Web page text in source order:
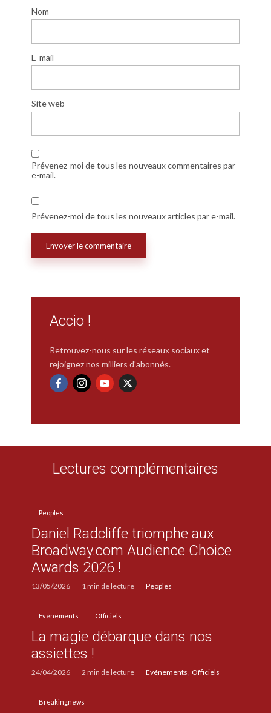
Nom
E-mail
Site web
Prévenez-moi de tous les nouveaux commentaires par
e-mail.
Prévenez-moi de tous les nouveaux articles par e-mail.
Accio !
Retrouvez-nous sur les réseaux sociaux et
rejoignez nos milliers d'abonnés.
Lectures complémentaires
Peoples
Daniel Radcliffe triomphe aux
Broadway.com Audience Choice
Awards 2026 !
13/05/2026 1 min de lecture Peoples
Evénements Officiels
La magie débarque dans nos
assiettes !
24/04/2026 2 min de lecture Evénements Officiels
Breakingnews